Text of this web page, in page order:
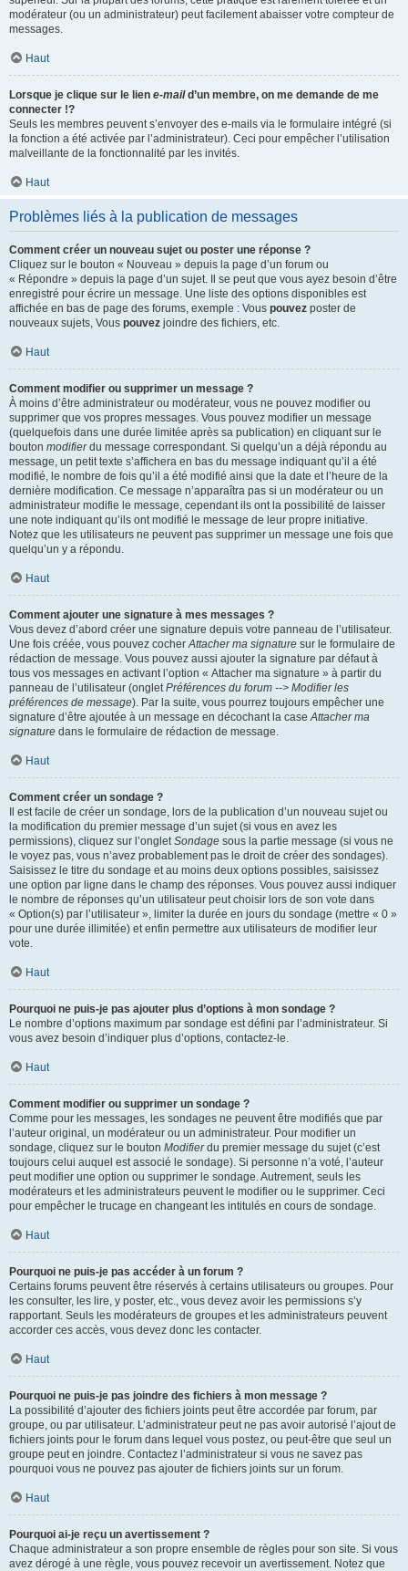
modérateur (ou un administrateur) peut facilement abaisser votre compteur de
messages.
Haut
Lorsque je clique sur le lien e-maild’un membre, on me demande de me
connecter !?
Seuls les membres peuvent s’envoyer des e-mails via le formulaire intégré (si
la fonction a été activée par l’administrateur). Ceci pour empêcher l’utilisation
malveillante de la fonctionnalité par les invités.
Haut
Problèmes liés à la publication de messages
Comment créer un nouveau sujet ou poster une réponse ?
Cliquez sur le bouton « Nouveau » depuis la page d’un forum ou
« Répondre » depuis la page d’un sujet. Il se peut que vous ayez besoin d’être
enregistré pour écrire un message. Une liste des options disponibles est
affichée en bas de page des forums, exemple : Vous pouvez poster de
nouveaux sujets, Vous pouvez joindre des fichiers, etc.
Haut
Comment modifier ou supprimer un message ?
À moins d’être administrateur ou modérateur, vous ne pouvez modifier ou
supprimer que vos propres messages. Vous pouvez modifier un message
(quelquefois dans une durée limitée après sa publication) en cliquant sur le
bouton modifierdu message correspondant. Si quelqu’un a déjà répondu au
message, un petit texte s’affichera en bas du message indiquant qu’il a été
modifié, le nombre de fois qu’il a été modifié ainsi que la date et l’heure de la
dernière modification. Ce message n’apparaîtra pas si un modérateur ou un
administrateur modifie le message, cependant ils ont la possibilité de laisser
une note indiquant qu’ils ont modifié le message de leur propre initiative.
Notez que les utilisateurs ne peuvent pas supprimer un message une fois que
quelqu’un y a répondu.
Haut
Comment ajouter une signature à mes messages ?
Vous devez d’abord créer une signature depuis votre panneau de l’utilisateur.
Une fois créée, vous pouvez cocherAttacher ma signature sur le formulaire de
rédaction de message. Vous pouvez aussi ajouter la signature par défaut à
tous vos messages en activant l’option « Attacher ma signature » à partir du
panneau de l’utilisateur (ongletPréférences du forum --> Modifier les
préférences de message). Par la suite, vous pourrez toujours empêcher une
signature d’être ajoutée à un message en décochant la caseAttacher ma
signature dans le formulaire de rédaction de message.
Haut
Comment créer un sondage ?
Il est facile de créer un sondage, lors de la publication d’un nouveau sujet ou
la modification du premier message d’un sujet (si vous en avez les
permissions), cliquez sur l’ongletSondage sous la partie message (si vous ne
le voyez pas, vous n’avez probablement pas le droit de créer des sondages).
Saisissez le titre du sondage et au moins deux options possibles, saisissez
une option par ligne dans le champ des réponses. Vous pouvez aussi indiquer
le nombre de réponses qu’un utilisateur peut choisir lors de son vote dans
« Option(s) par l’utilisateur », limiter la durée en jours du sondage (mettre « 0 »
pour une durée illimitée) et enfin permettre aux utilisateurs de modifier leur
vote.
Haut
Pourquoi ne puis-je pas ajouter plus d’options à mon sondage ?
Le nombre d’options maximum par sondage est défini par l’administrateur. Si
vous avez besoin d’indiquer plus d’options, contactez-le.
Haut
Comment modifier ou supprimer un sondage ?
Comme pour les messages, les sondages ne peuvent être modifiés que par
l’auteur original, un modérateur ou un administrateur. Pour modifier un
sondage, cliquez sur le bouton Modifierdu premier message du sujet (c’est
toujours celui auquel est associé le sondage). Si personne n’a voté, l’auteur
peut modifier une option ou supprimer le sondage. Autrement, seuls les
modérateurs et les administrateurs peuvent le modifier ou le supprimer. Ceci
pour empêcher le trucage en changeant les intitulés en cours de sondage.
Haut
Pourquoi ne puis-je pas accéder à un forum ?
Certains forums peuvent être réservés à certains utilisateurs ou groupes. Pour
les consulter, les lire, y poster, etc., vous devez avoir les permissions s’y
rapportant. Seuls les modérateurs de groupes et les administrateurs peuvent
accorder ces accès, vous devez donc les contacter.
Haut
Pourquoi ne puis-je pas joindre des fichiers à mon message ?
La possibilité d’ajouter des fichiers joints peut être accordée par forum, par
groupe, ou par utilisateur. L’administrateur peut ne pas avoir autorisé l’ajout de
fichiers joints pour le forum dans lequel vous postez, ou peut-être que seul un
groupe peut en joindre. Contactez l’administrateur si vous ne savez pas
pourquoi vous ne pouvez pas ajouter de fichiers joints sur un forum.
Haut
Pourquoi ai-je reçu un avertissement ?
Chaque administrateur a son propre ensemble de règles pour son site. Si vous
avez dérogé à une règle, vous pouvez recevoir un avertissement. Notez que